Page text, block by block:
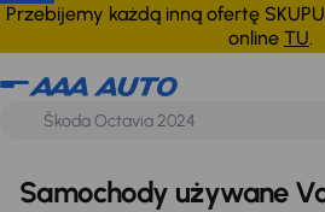
Przebijemy każdą inną ofertę
online TU.
Volvo XC60 Anuluj wszystko
Samochody używane